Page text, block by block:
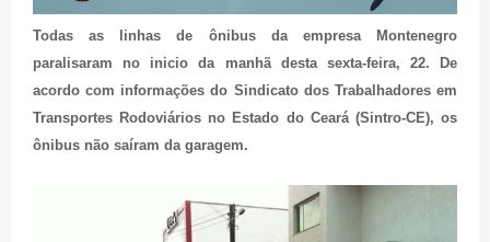
Todas as linhas de ônibus da empresa Montenegro
paralisaram no inicio da manhã desta sexta-feira, 22. De
acordo com informações do Sindicato dos Trabalhadores em
Transportes Rodoviários no Estado do Ceará (Sintro-CE), os
ônibus não saíram da garagem.